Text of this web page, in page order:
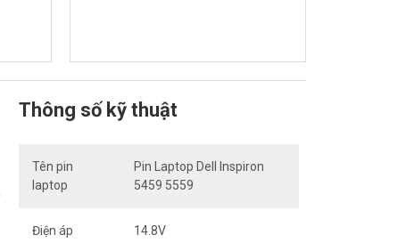
Thông số kỹ thuật
Tên pin
laptop
Pin Laptop Dell Inspiron
5459 5559
Điện áp 14.8V